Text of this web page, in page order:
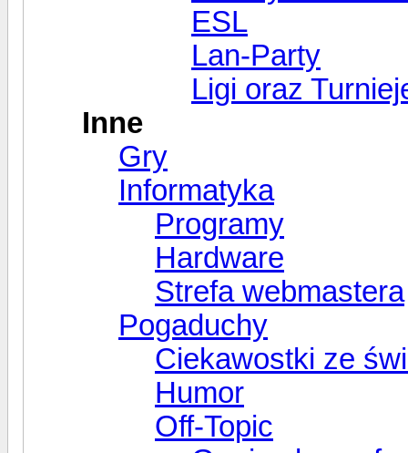
ESL
Lan-Party
Ligi oraz
Inne
Gry
Informatyka
Programy
Hardware
Strefa webmastera
Pogaduchy
Ciekawostki ze
Humor
Off-Topic